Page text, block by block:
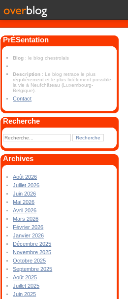
PrÉSentation
Blog : le blog chestrolais
Description : Le blog retrace le plus
régulièrement et le plus fidèlement possible
la vie à Neufchâteau (Luxembourg-
Belgique).
Contact
Recherche
Archives
Août 2026
Juillet 2026
Juin 2026
Mai 2026
Avril 2026
Mars 2026
Février 2026
Janvier 2026
Décembre 2025
Novembre 2025
Octobre 2025
Septembre 2025
Août 2025
Juillet 2025
Juin 2025